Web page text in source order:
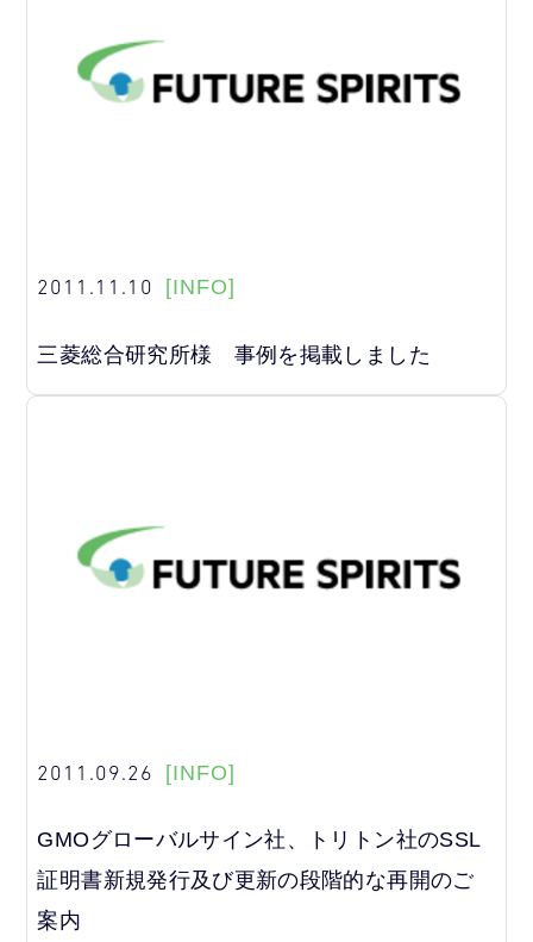
2011.11.10 [INFO]
三菱総合研究所様 事例を掲載しました
2011.09.26 [INFO]
GMOグローバルサイン社、トリトン社のSSL
証明書新規発行及び更新の段階的な再開のご
案内